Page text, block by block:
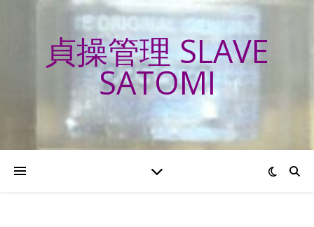
貞操管理 SLAVE
SATOMI